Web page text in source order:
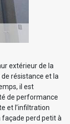
extérieur de la
résistance et la
il est
de performance
et l’infiltration
façade perd petit à